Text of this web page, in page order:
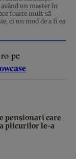
având un master în
foarte mult să
ci un mod de a fi ea
pe
pensionari care
plicurilor le-a